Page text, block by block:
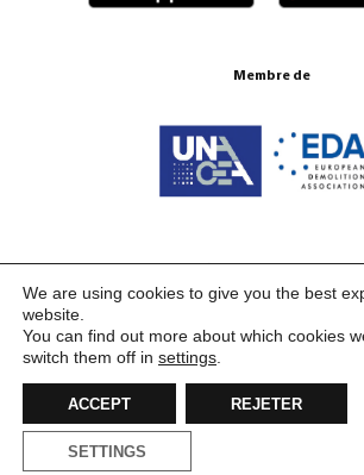
Membre de
We are using cookies to give you the best
website.
You can find out more about which cookies
switch them off in settings
ACCEPT REJETER
SETTINGS